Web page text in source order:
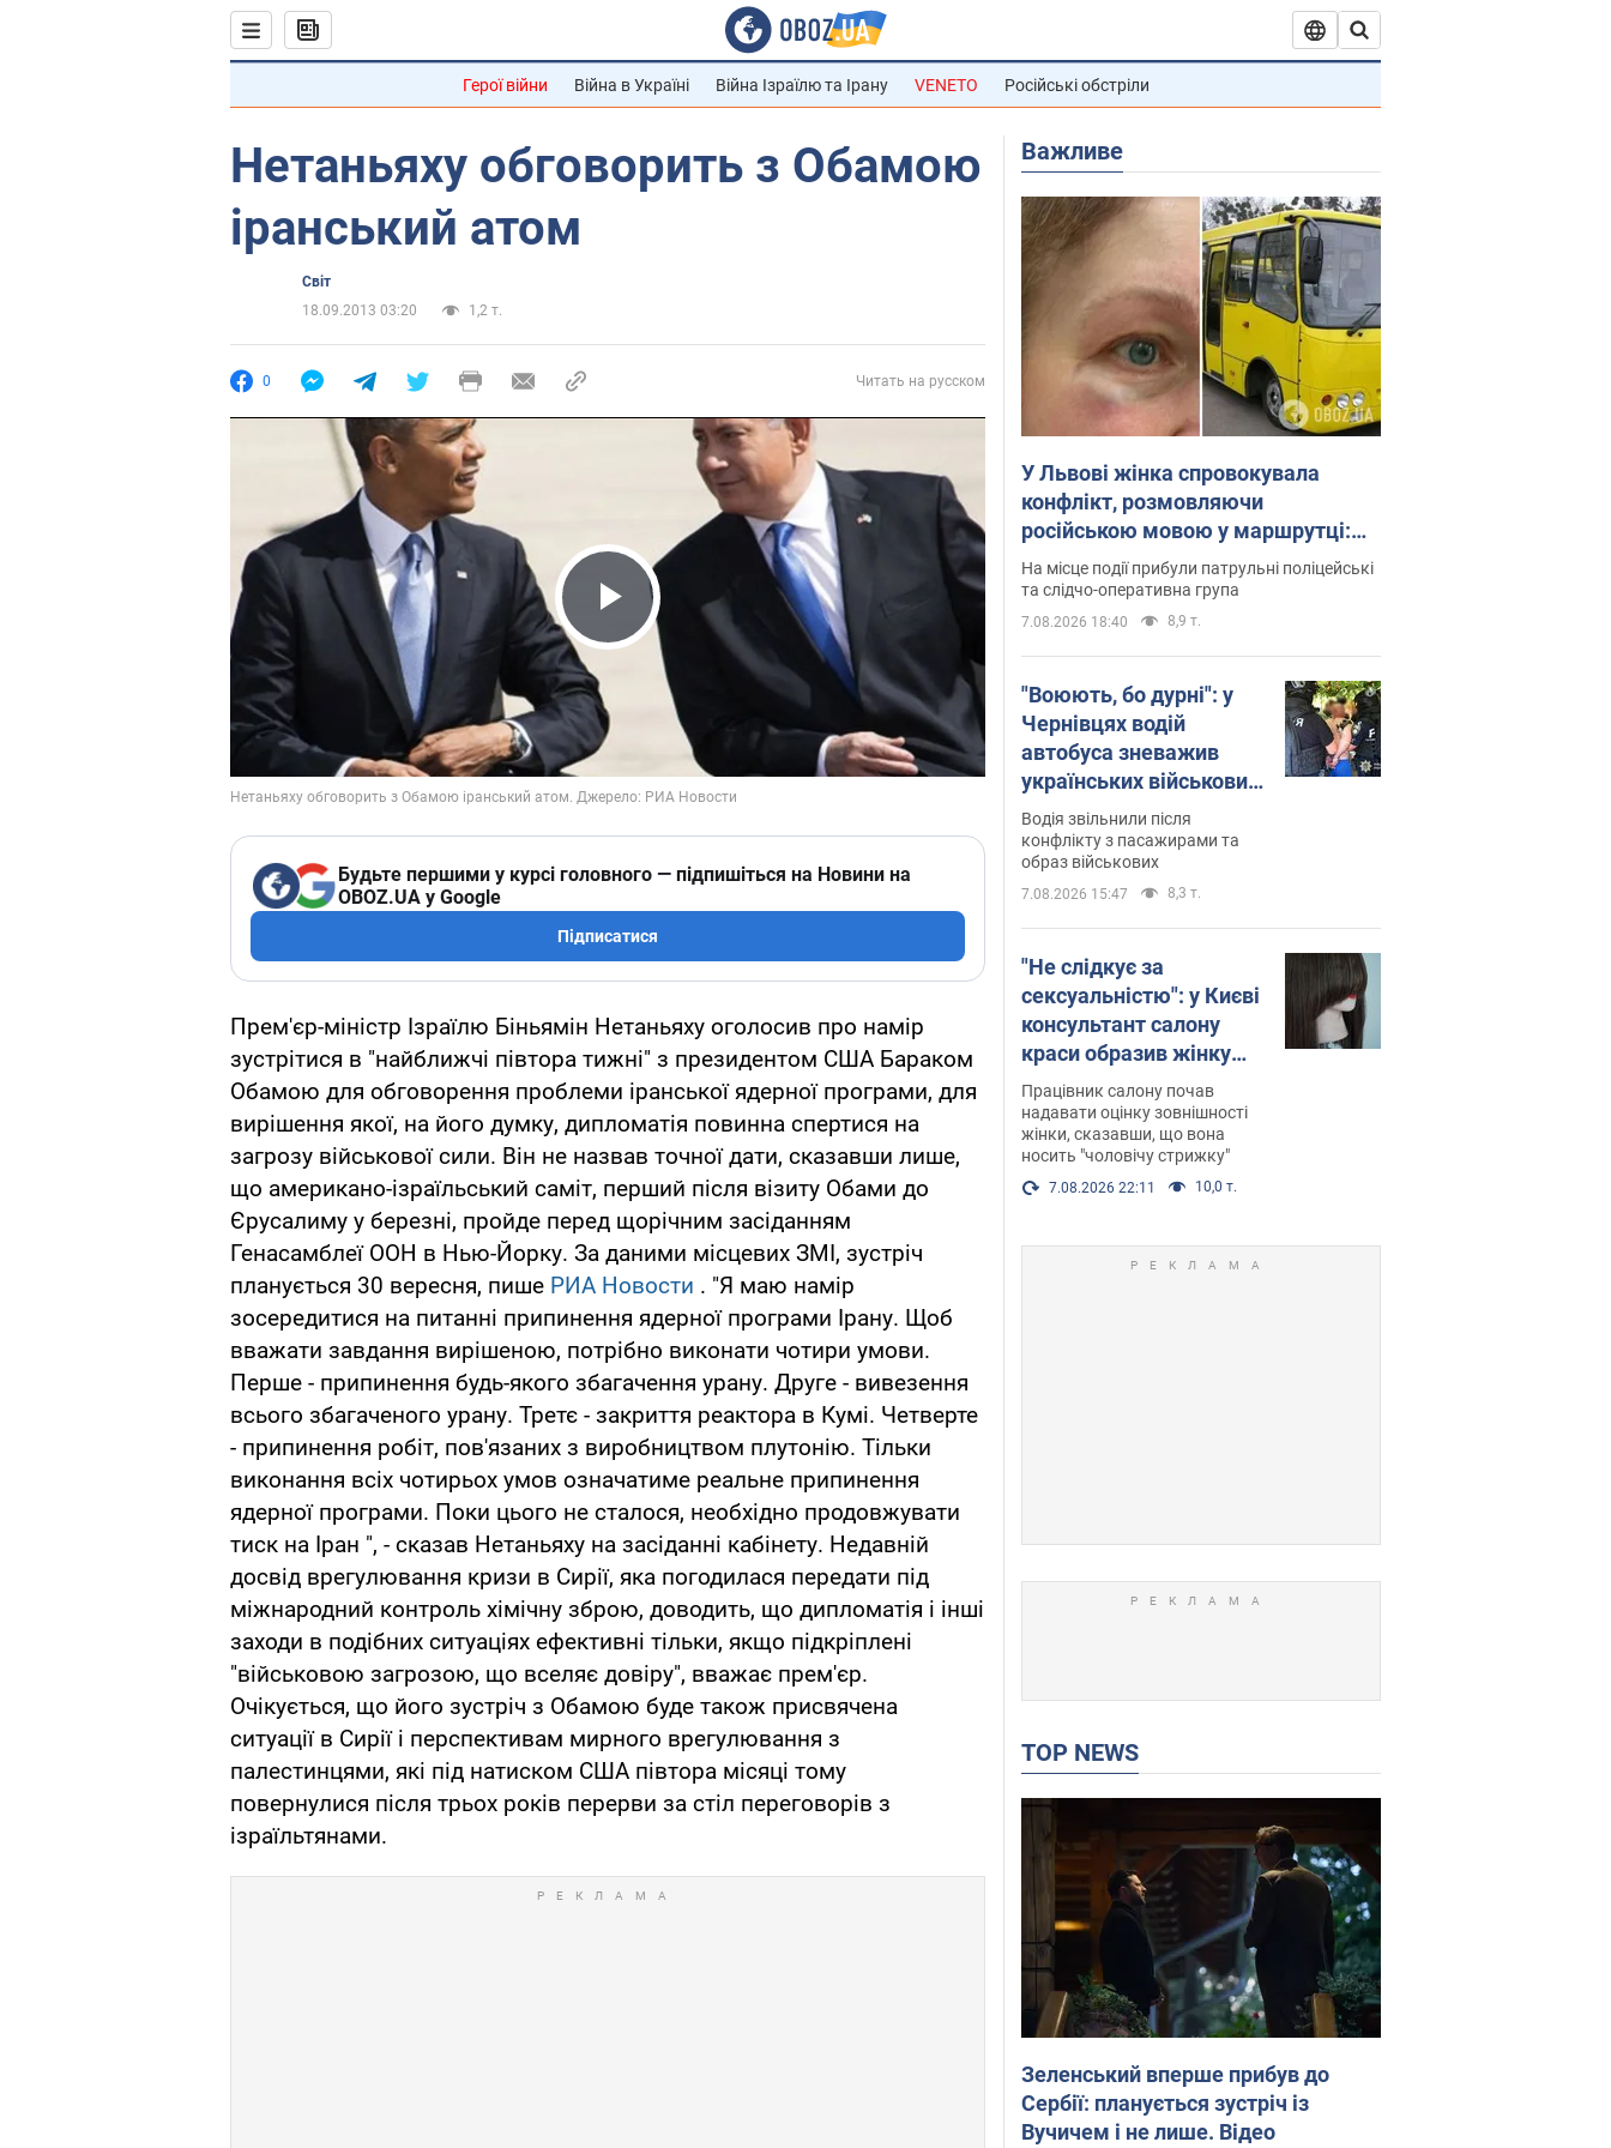
Герої війни Війна в Україні Війна Ізраїлю та Ірану VENETO Російські обстріли
Нетаньяху обговорить з Обамою
іранський атом
Світ
18.09.2013 03:20
1,2 т.
0 Читать на русском
Play Video
Будьте першими у курсі головного — підпишіться на Новини на
OBOZ.UA у Google
Підписатися
Прем'єр-міністр Ізраїлю Біньямін Нетаньяху оголосив про намір
зустрітися в "найближчі півтора тижні" з президентом США Бараком
Обамою для обговорення проблеми іранської ядерної програми, для
вирішення якої, на його думку, дипломатія повинна спертися на
загрозу військової сили. Він не назвав точної дати, сказавши лише,
що американо-ізраїльський саміт, перший після візиту Обами до
Єрусалиму у березні, пройде перед щорічним засіданням
Генасамблеї ООН в Нью-Йорку. За даними місцевих ЗМІ, зустріч
планується 30 вересня, пише РИА Новости . "Я маю намір
зосередитися на питанні припинення ядерної програми Ірану. Щоб
вважати завдання вирішеною, потрібно виконати чотири умови.
Перше - припинення будь-якого збагачення урану. Друге - вивезення
всього збагаченого урану. Третє - закриття реактора в Кумі. Четверте
- припинення робіт, пов'язаних з виробництвом плутонію. Тільки
виконання всіх чотирьох умов означатиме реальне припинення
ядерної програми. Поки цього не сталося, необхідно продовжувати
тиск на Іран ", - сказав Нетаньяху на засіданні кабінету. Недавній
досвід врегулювання кризи в Сирії, яка погодилася передати під
міжнародний контроль хімічну зброю, доводить, що дипломатія і інші
заходи в подібних ситуаціях ефективні тільки, якщо підкріплені
"військовою загрозою, що вселяє довіру", вважає прем'єр.
Очікується, що його зустріч з Обамою буде також присвячена
ситуації в Сирії і перспективам мирного врегулювання з
палестинцями, які під натиском США півтора місяці тому
повернулися після трьох років перерви за стіл переговорів з
ізраїльтянами.
Важливе
У Львові жінка спровокувала
конфлікт, розмовляючи
російською мовою у маршрутці:
поліція склала адмінпротокол.
Відео
На місце події прибули патрульні поліцейські
та слідчо-оперативна група
7.08.2026 18:40 8,9 т.
"Воюють, бо дурні": у
Чернівцях водій
автобуса зневажив
українських військових
і поплатився. Відео
Водія звільнили після
конфлікту з пасажирами та
образ військових
7.08.2026 15:47 8,3 т.
"Не слідкує за
сексуальністю": у Києві
консультант салону
краси образив жінку
після хімієтерапії,
розгорівся скандал.
Фото
Працівник салону почав
надавати оцінку зовнішності
жінки, сказавши, що вона
носить "чоловічу стрижку"
7.08.2026 22:11 10,0 т.
TOP NEWS
Зеленський вперше прибув до
Сербії: планується зустріч із
Вучичем і не лише. Відео